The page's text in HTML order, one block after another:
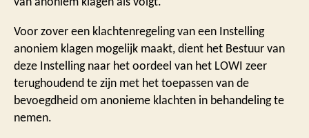
Voor zover een klachtenregeling van een Instelling
anoniem klagen mogelijk maakt, dient het Bestuur van
deze Instelling naar het oordeel van het LOWI zeer
terughoudend te zijn met het toepassen van de
bevoegdheid om anonieme klachten in behandeling te
nemen.